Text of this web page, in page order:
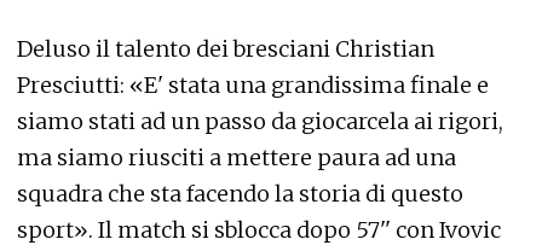
Deluso il talento dei bresciani Christian
Presciutti: «E' stata una grandissima finale e
siamo stati ad un passo da giocarcela ai rigori,
ma siamo riusciti a mettere paura ad una
squadra che sta facendo la storia di questo
sport». Il match si sblocca dopo 57'' con Ivovic